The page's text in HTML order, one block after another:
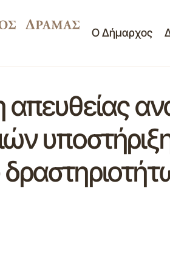
Ο Δήμαρχος
απευθείας